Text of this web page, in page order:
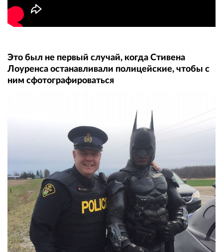
Это был не первый случай, когда Стивена
Лоуренса останавливали полицейские, чтобы с
ним cфотографироваться